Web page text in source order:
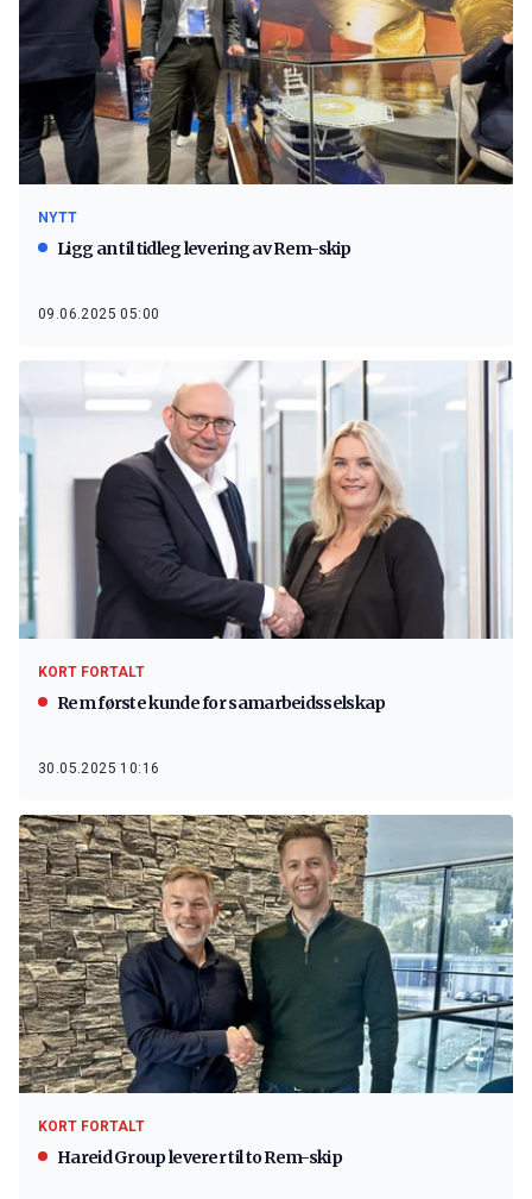
NYTT
Ligg an til tidleg levering av Rem-skip
09.06.2025 05:00
KORT FORTALT
Rem første kunde for samarbeidsselskap
30.05.2025 10:16
KORT FORTALT
Hareid Group leverer til to Rem-skip